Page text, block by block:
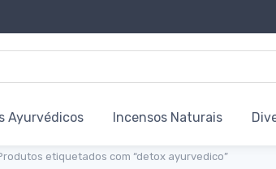
Ayurvédicos Incensos Naturais
etiquetados com “detox ayurvedico”